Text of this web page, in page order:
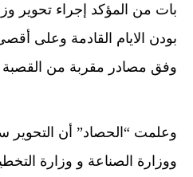
بات من المؤكد إجراء تحوير
بودن الايام القادمة وعلى
وفق مصادر مقربة من
وعلمت “الحصاد” أن التحوير
ووزارة الصناعة و وزارة